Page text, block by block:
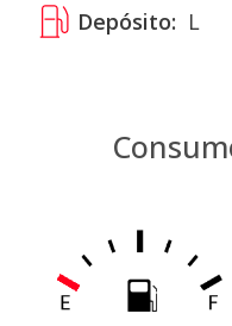
Depósito: L